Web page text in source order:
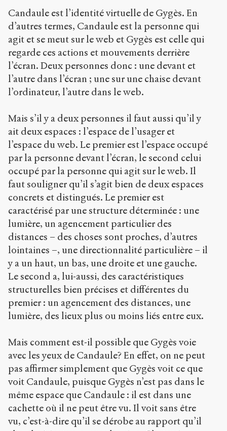
Candaule est l’identité virtuelle de Gygès. En
d’autres termes, Candaule est la personne qui
agit et se meut sur le web et Gygès est celle qui
regarde ces actions et mouvements derrière
l’écran. Deux personnes donc : une devant et
l’autre dans l’écran ; une sur une chaise devant
l’ordinateur, l’autre dans le web.
Mais s’il y a deux personnes il faut aussi qu’il y
ait deux espaces : l’espace de l’usager et
l’espace du web. Le premier est l’espace occupé
par la personne devant l’écran, le second celui
occupé par la personne qui agit sur le web. Il
faut souligner qu’il s’agit bien de deux espaces
concrets et distingués. Le premier est
caractérisé par une structure déterminée : une
lumière, un agencement particulier des
distances – des choses sont proches, d’autres
lointaines –, une directionnalité particulière – il
y a un haut, un bas, une droite et une gauche.
Le second a, lui-aussi, des caractéristiques
structurelles bien précises et différentes du
premier : un agencement des distances, une
lumière, des lieux plus ou moins liés entre eux.
Mais comment est-il possible que Gygès voie
avec les yeux de Candaule? En effet, on ne peut
pas affirmer simplement que Gygès voit ce que
voit Candaule, puisque Gygès n’est pas dans le
même espace que Candaule : il est dans une
cachette où il ne peut être vu. Il voit sans être
vu, c’est-à-dire qu’il se dérobe au rapport qu’il